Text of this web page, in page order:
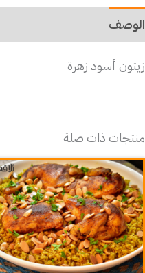
الوصف
زيتون أسود زهرة
منتجات ذات صلة